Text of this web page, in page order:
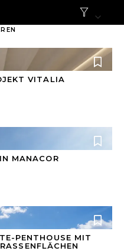
VITALIA
MANACOR
PENTHOUSE MIT